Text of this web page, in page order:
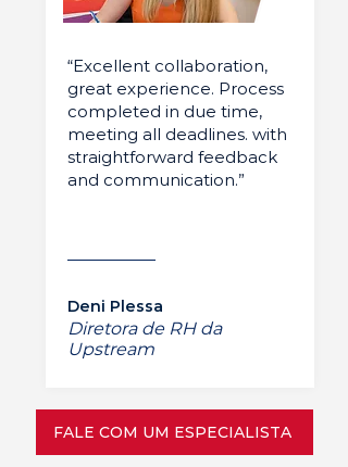
“Excellent collaboration,
great experience. Process
completed in due time,
meeting all deadlines. with
straightforward feedback
and communication.”
Deni Plessa
Diretora de RH da
Upstream
FALE COM UM ESPECIALISTA